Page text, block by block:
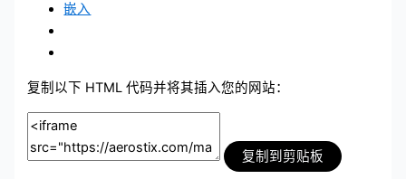
嵌入
复制以下 HTML 代码并将其插入您的网站：
复制到剪贴板